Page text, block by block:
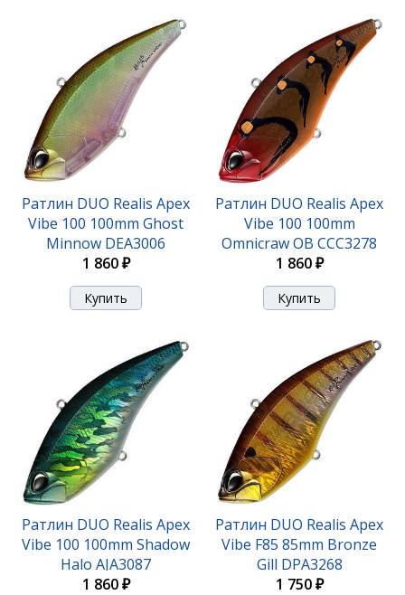
Ратлин DUO Realis Apex
Vibe 100 100mm Ghost
Minnow DEA3006
1 860 ₽
Ратлин DUO Realis Apex
Vibe 100 100mm
Omnicraw OB CCC3278
1 860 ₽
Ратлин DUO Realis Apex
Vibe 100 100mm Shadow
Halo AJA3087
1 860 ₽
Ратлин DUO Realis Apex
Vibe F85 85mm Bronze
Gill DPA3268
1 750 ₽